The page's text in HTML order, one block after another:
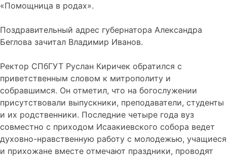
«Помощница в родах».
Поздравительный адрес губернатора Александра
Беглова зачитал Владимир Иванов.
Ректор СПбГУТ Руслан Киричек обратился с
приветственным словом к митрополиту и
собравшимся. Он отметил, что на богослужении
присутствовали выпускники, преподаватели, студенты
и их родственники. Последние четыре года вуз
совместно с приходом Исаакиевского собора ведет
духовно-нравственную работу с молодежью, учащиеся
и прихожане вместе отмечают праздники, проводят